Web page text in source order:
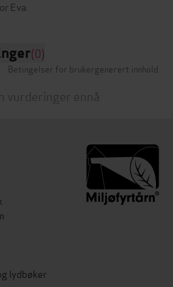
(0)
Betingelser for brukergenerert innhold
vurderinger ennå
lydbøker